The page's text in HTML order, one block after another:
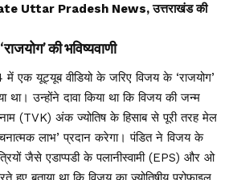
Uttar Pradesh News, उत्तराखंड की
की भविष्यवाणी
एक यूट्यूब वीडियो के जरिए विजय के ‘राजयोग’
था। उन्होंने दावा किया था कि विजय की जन्म
नाम (TVK) अंक ज्योतिष के हिसाब से पूरी तरह मेल
लाभ’ प्रदान करेगा। पंडित ने विजय के
जैसे एडाप्पडी के पलानीस्वामी (EPS) और ओ